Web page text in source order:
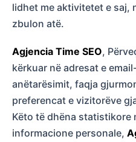
lidhet me aktivitetet e saj,
zbulon atë.
Agjencia Time SEO,
kërkuar në adresat e
anëtarësimit, faqja
preferencat e vizitorëve
Këto të dhëna statistikore
informacione personale,